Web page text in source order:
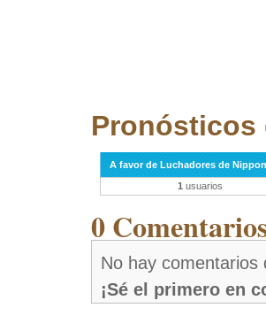
Pronósticos
A favor de Luchadores de
1 usuarios
0
No hay comentarios
¡Sé el primero en